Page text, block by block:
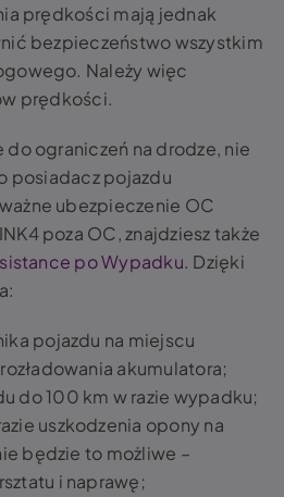
prędkości mają jednak
bezpieczeństwo wszystkim
Należy więc
prędkości.
ograniczeń na drodze, nie
posiadacz pojazdu
ubezpieczenie OC
poza OC, znajdziesz także
po Wypadku. Dzięki
pojazdu na miejscu
akumulatora;
do 100 km w razie wypadku;
uszkodzenia opony na
będzie to możliwe –
i naprawę;